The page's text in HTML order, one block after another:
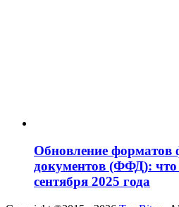
Обновление форматов
документов (ФФД): что
сентября 2025 года